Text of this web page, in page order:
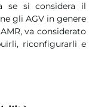
se si considera il
gli AGV in genere
va considerato
riconfigurarli e